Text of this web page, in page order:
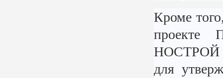
Кроме
проекте
НОСТРОЙ
для